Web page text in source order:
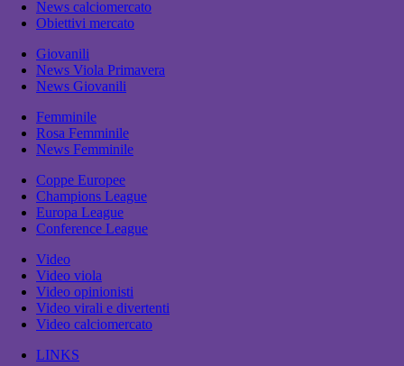
News calciomercato
Obiettivi mercato
Giovanili
News Viola Primavera
News Giovanili
Femminile
Rosa Femminile
News Femminile
Coppe Europee
Champions League
Europa League
Conference League
Video
Video viola
Video opinionisti
Video virali e divertenti
Video calciomercato
LINKS